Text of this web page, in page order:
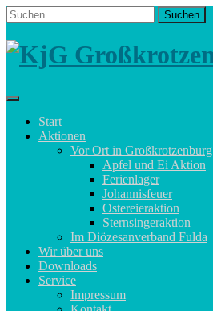
Skip
to
content
Suchen
nach:
Start
Aktionen
Vor Ort in Großkrotzenburg
Apfel und Ei Aktion
Ferienlager
Johannisfeuer
Ostereieraktion
Sternsingeraktion
Im Diözesanverband Fulda
Wir über uns
Downloads
Service
Impressum